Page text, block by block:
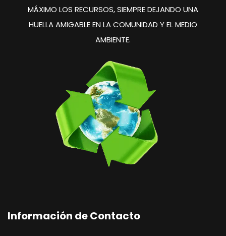
MÁXIMO LOS RECURSOS, SIEMPREDEJANDO UNA
HUELLAAMIGABLE EN LA COMUNIDAD Y EL MEDIO
AMBIENTE.
Información de Contacto